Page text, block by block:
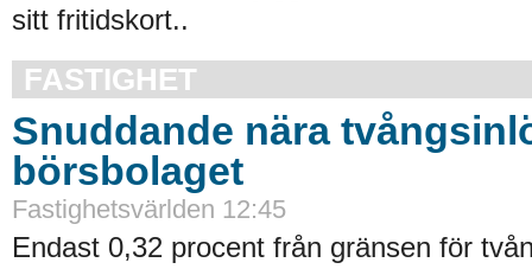
sitt fritidskort..
FASTIGHET
Snuddande nära
börsbolaget
Fastighetsvärlden 12:45
Endast 0,32 procent från gränsen för